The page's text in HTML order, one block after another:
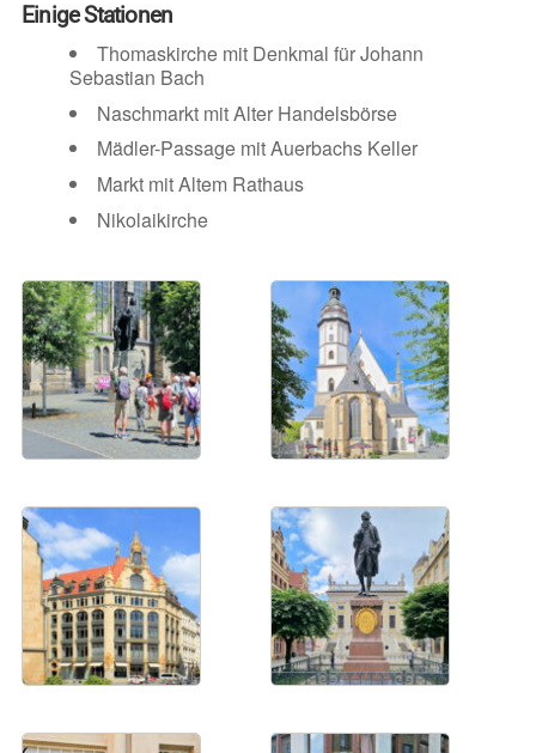
Einige Stationen
Thomaskirche mit Denkmal für Johann
Sebastian Bach
Naschmarkt mit Alter Handelsbörse
Mädler-Passage mit Auerbachs Keller
Markt mit Altem Rathaus
Nikolaikirche